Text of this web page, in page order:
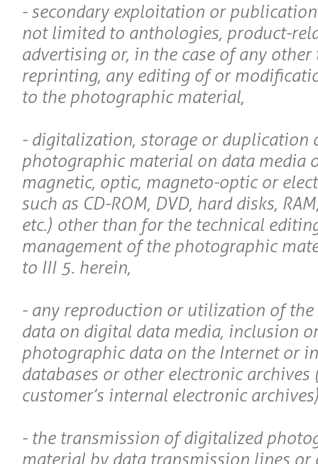
- secondary exploitation or
not limited to anthologies, product-
advertising or, in the case of any other
reprinting, any editing of or
to the photographic material,
- digitalization, storage or duplication
photographic material on data media
magnetic, optic, magneto-optic or
such as CD-ROM, DVD, hard disks,
etc.) other than for the technical
management of the photographic
to III 5. herein,
- any reproduction or utilization of
data on digital data media, inclusion
photographic data on the Internet or
databases or other electronic
customer’s internal electronic
- the transmission of digitalized
material by data transmission lines or